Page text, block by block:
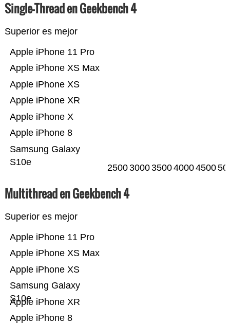
Single-Thread en Geekbench 4
Superior es mejor
Samsung Galaxy
S10e
Apple iPhone 8
Apple iPhone X
Apple iPhone XR
Apple iPhone XS
Apple iPhone XS Max
Apple iPhone 11 Pro
25003000350040004500
Multithread en Geekbench 4
Superior es mejor
Apple iPhone 8
Apple iPhone XR
Samsung Galaxy
S10e
Apple iPhone XS
Apple iPhone XS Max
Apple iPhone 11 Pro